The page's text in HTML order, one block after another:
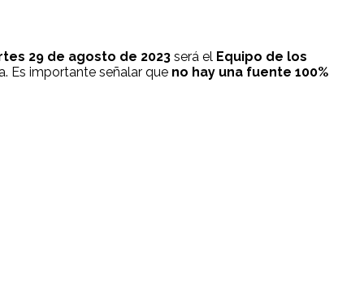
29 de agosto de 2023 será el Equipo de los
Es importante señalar que no hay una fuente 100%